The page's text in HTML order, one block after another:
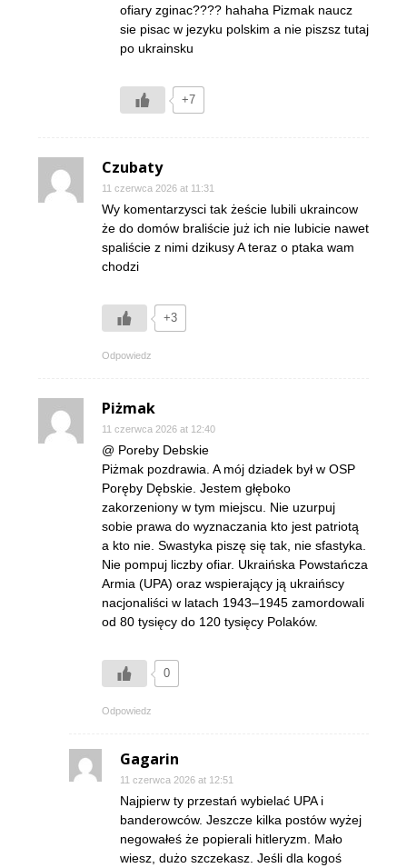
ofiary zginac???? hahaha Pizmak naucz
sie pisac w jezyku polskim a nie piszsz tutaj
po ukrainsku
+7
Czubaty
11 czerwca 2026 at 11:31
Wy komentarzysci tak żeście lubili ukraincow
że do domów braliście już ich nie lubicie nawet
spaliście z nimi dzikusy A teraz o ptaka wam
chodzi
+3
Odpowiedz
Piżmak
11 czerwca 2026 at 12:40
@ Poreby Debskie
Piżmak pozdrawia. A mój dziadek był w OSP
Poręby Dębskie. Jestem głęboko
zakorzeniony w tym miejscu. Nie uzurpuj
sobie prawa do wyznaczania kto jest patriotą
a kto nie. Swastyka piszę się tak, nie sfastyka.
Nie pompuj liczby ofiar. Ukraińska Powstańcza
Armia (UPA) oraz wspierający ją ukraińscy
nacjonaliści w latach 1943–1945 zamordowali
od 80 tysięcy do 120 tysięcy Polaków.
0
Odpowiedz
Gagarin
11 czerwca 2026 at 12:51
Najpierw ty przestań wybielać UPA i
banderowców. Jeszcze kilka postów wyżej
negowałeś że popierali hitleryzm. Mało
wiesz, dużo szczekasz. Jeśli dla kogoś